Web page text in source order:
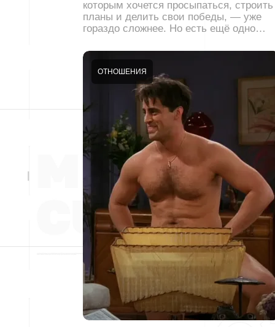
которым хочется просыпаться, строить
планы и делить свои победы, — уже
гораздо сложнее. Но есть ещё одно…
ОТНОШЕНИЯ